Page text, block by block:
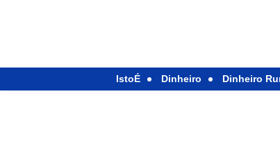
IstoÉ Dinheiro Dinheiro